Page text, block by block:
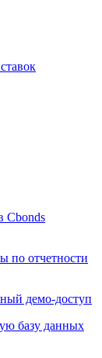
Cbonds
по отчетности